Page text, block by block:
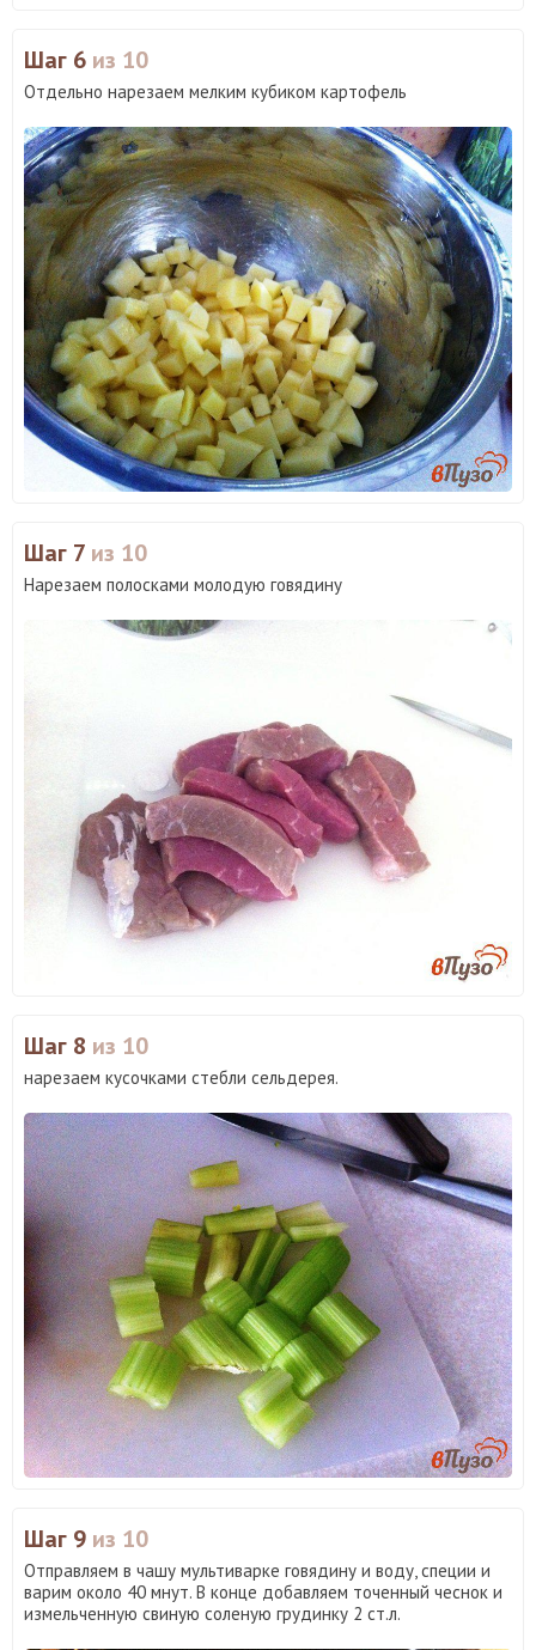
Шаг 6 из 10
Отдельно нарезаем мелким кубиком картофель
Шаг 7 из 10
Нарезаем полосками молодую говядину
Шаг 8 из 10
нарезаем кусочками стебли сельдерея.
Шаг 9 из 10
Отправляем в чашу мультиварке говядину и воду, специи и
варим около 40 мнут. В конце добавляем точенный чеснок и
измельченную свиную соленую грудинку 2 ст.л.